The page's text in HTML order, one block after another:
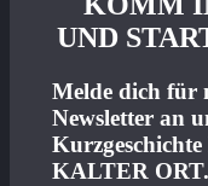
UND
Melde dich für
Newsletter an
KALTER ORT.